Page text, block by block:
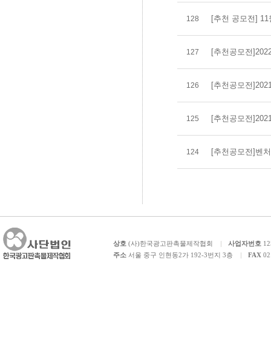
128 [추천 공모전]
127 [추천공모전
126 [추천공모전
125 [추천공모전
124 [추천공모전]벤
상호 (사)한국광고판촉물제작협회 사업자번호
주소 서울 중구 인현동2가 192-3번지 3층 FAX